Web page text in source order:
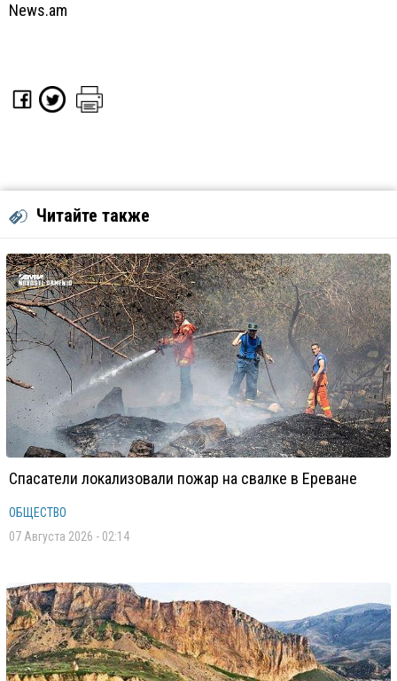
News.am
Читайте также
Спасатели локализовали пожар на свалке в Ереване
ОБЩЕСТВО
07 Августа 2026 - 02:14